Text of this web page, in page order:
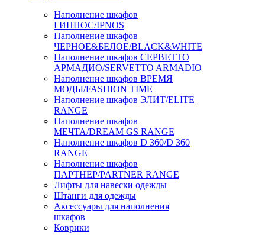
Наполнение шкафов
ГИПНОС/IPNOS
Наполнение шкафов
ЧЕРНОЕ&БЕЛОЕ/BLACK&WHITE
Наполнение шкафов СЕРВЕТТО
АРМАДИО/SERVETTO ARMADIO
Наполнение шкафов ВРЕМЯ
МОДЫ/FASHION TIME
Наполнение шкафов ЭЛИТ/ELITE
RANGE
Наполнение шкафов
МЕЧТА/DREAM GS RANGE
Наполнение шкафов D 360/D 360
RANGE
Наполнение шкафов
ПАРТНЕР/PARTNER RANGE
Лифты для навески одежды
Штанги для одежды
Аксессуары для наполнения
шкафов
Коврики